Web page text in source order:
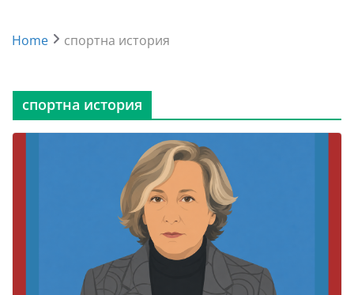
Home спортна история
спортна история